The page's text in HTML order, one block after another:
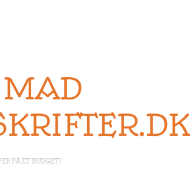
PÅ ET BUDGET!